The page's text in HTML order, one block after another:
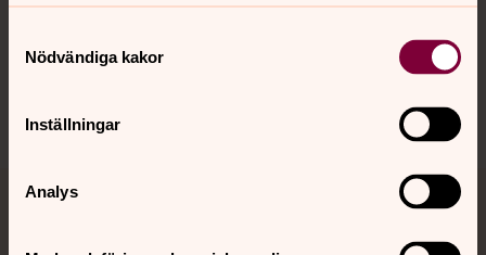
Nödvändiga kakor
Inställningar
Analys
Sociala kanaler